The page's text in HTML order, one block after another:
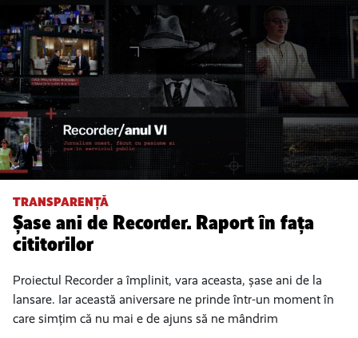
TRANSPARENȚĂ
Șase ani de Recorder. Raport în fața
cititorilor
Proiectul Recorder a împlinit, vara aceasta, șase ani de la
lansare. Iar această aniversare ne prinde într-un moment în
care simțim că nu mai e de ajuns să ne mândrim